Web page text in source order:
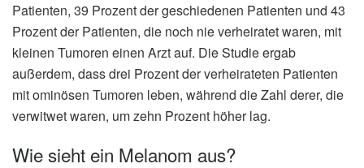
Patienten, 39 Prozent der geschiedenen Patienten und 43
Prozent der Patienten, die noch nie verheiratet waren, mit
kleinen Tumoren einen Arzt auf. Die Studie ergab
außerdem, dass drei Prozent der verheirateten Patienten
mit ominösen Tumoren leben, während die Zahl derer, die
verwitwet waren, um zehn Prozent höher lag.
Wie sieht ein Melanom aus?